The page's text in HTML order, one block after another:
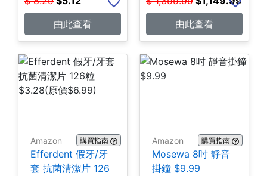
由此查看
由此查看
Amazon 購買指南
Efferdent 假牙/牙
套 抗菌清潔片 126
Amazon 購買指南
Mosewa 8吋 靜音
掛鐘 $9.99